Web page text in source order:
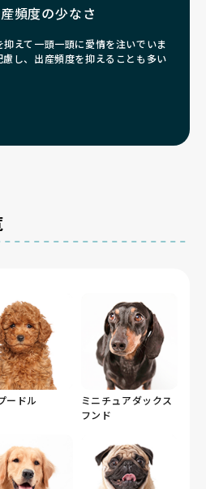
頻度の少なさ
えて一頭一頭に愛情を注いでいま
し、出産頻度を抑えることも多い
ードル
ミニチュアダックス
フンド